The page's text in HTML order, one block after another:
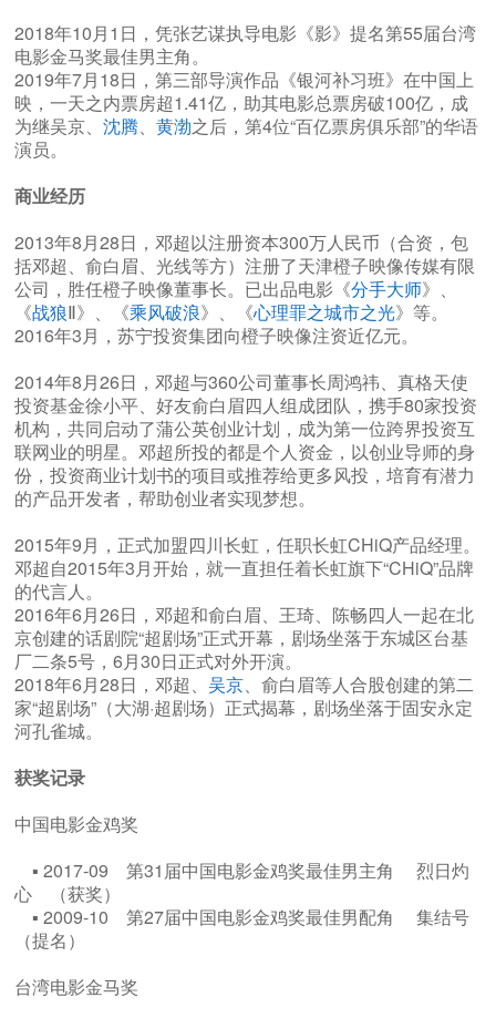
2018年10月1日，凭张艺谋执导电影《影》提名第55届台湾
电影金马奖最佳男主角。
2019年7月18日，第三部导演作品《银河补习班》在中国上
映，一天之内票房超1.41亿，助其电影总票房破100亿，成
为继吴京、 沈腾、 黄渤之后，第4位“百亿票房俱乐部”的华语
演员。
商业经历
2013年8月28日，邓超以注册资本300万人民币（合资，包
括邓超、俞白眉、光线等方）注册了天津橙子映像传媒有限
公司，胜任橙子映像董事长。已出品电影《分手大师》、
《战狼Ⅱ》、《乘风破浪》、《心理罪之城市之光》等。
2016年3月，苏宁投资集团向橙子映像注资近亿元。
2014年8月26日，邓超与360公司董事长周鸿祎、真格天使
投资基金徐小平、好友俞白眉四人组成团队，携手80家投资
机构，共同启动了蒲公英创业计划，成为第一位跨界投资互
联网业的明星。邓超所投的都是个人资金，以创业导师的身
份，投资商业计划书的项目或推荐给更多风投，培育有潜力
的产品开发者，帮助创业者实现梦想。
2015年9月，正式加盟四川长虹，任职长虹CHiQ产品经理。
邓超自2015年3月开始，就一直担任着长虹旗下“CHiQ”品牌
的代言人。
2016年6月26日，邓超和俞白眉、王琦、陈畅四人一起在北
京创建的话剧院“超剧场”正式开幕，剧场坐落于东城区台基
厂二条5号，6月30日正式对外开演。
2018年6月28日，邓超、 吴京、俞白眉等人合股创建的第二
家“超剧场”（大湖·超剧场）正式揭幕，剧场坐落于固安永定
河孔雀城。
获奖记录
中国电影金鸡奖
▪ 2017-09 第31届中国电影金鸡奖最佳男主角 烈日灼
心 （获奖）
▪ 2009-10 第27届中国电影金鸡奖最佳男配角 集结号
（提名）
台湾电影金马奖